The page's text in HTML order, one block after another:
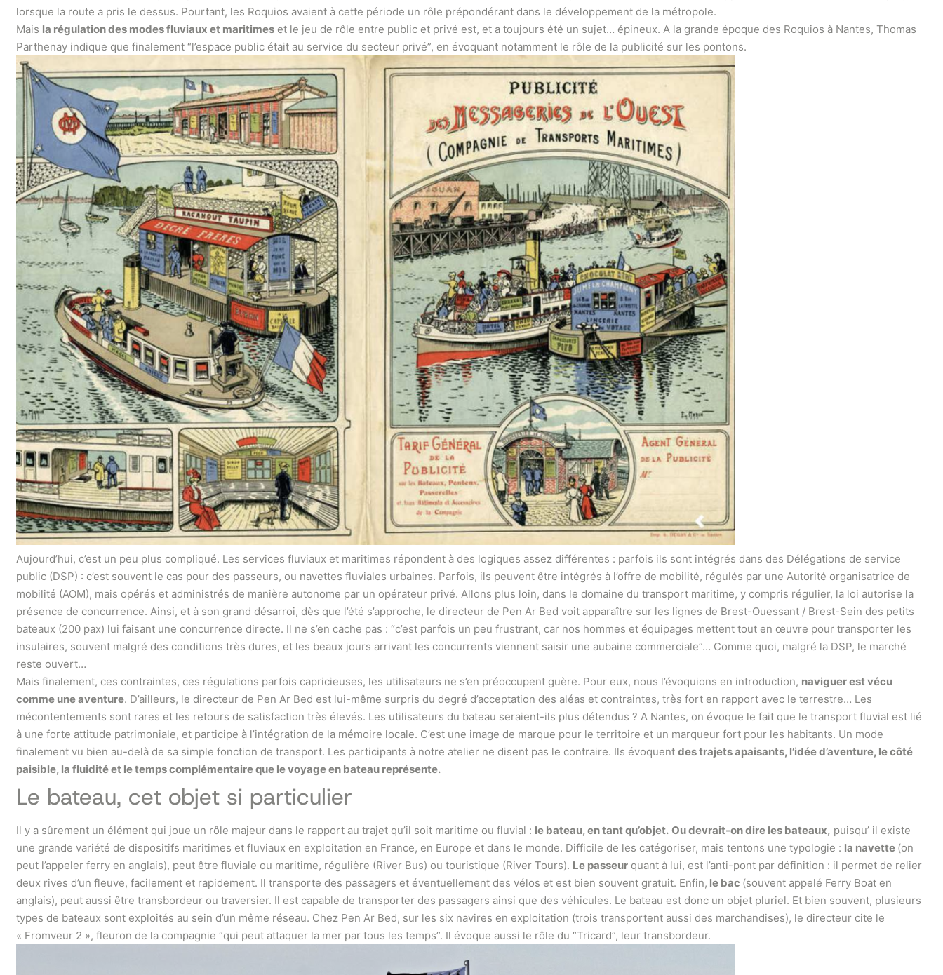
lorsque la route a pris le dessus. Pourtant, les Roquios avaient à cette période un rôle prépondérant dans le développement de la métropole.
Mais la régulation des modes fluviaux et maritimes et le jeu de rôle entre public et privé est, et a toujours été un sujet… épineux. A la grande époque des Roquios à Nantes, Thomas
Parthenay indique que finalement “l’espace public était au service du secteur privé”, en évoquant notamment le rôle de la publicité sur les pontons.
Aujourd’hui, c’est un peu plus compliqué. Les services fluviaux et maritimes répondent à des logiques assez différentes : parfois ils sont intégrés dans des Délégations de service
public (DSP) : c’est souvent le cas pour des passeurs, ou navettes fluviales urbaines. Parfois, ils peuvent être intégrés à l’offre de mobilité, régulés par une Autorité organisatrice de
mobilité (AOM), mais opérés et administrés de manière autonome par un opérateur privé. Allons plus loin, dans le domaine du transport maritime, y compris régulier, la loi autorise la
présence de concurrence. Ainsi, et à son grand désarroi, dès que l’été s’approche, le directeur de Pen Ar Bed voit apparaître sur les lignes de Brest-Ouessant / Brest-Sein des petits
bateaux (200 pax) lui faisant une concurrence directe. Il ne s’en cache pas : “c’est parfois un peu frustrant, car nos hommes et équipages mettent tout en œuvre pour transporter les
insulaires, souvent malgré des conditions très dures, et les beaux jours arrivant les concurrents viennent saisir une aubaine commerciale”… Comme quoi, malgré la DSP, le marché
reste ouvert…
Mais finalement, ces contraintes, ces régulations parfois capricieuses, les utilisateurs ne s’en préoccupent guère. Pour eux, nous l’évoquions en introduction, naviguer est vécu
comme une aventure. D’ailleurs, le directeur de Pen Ar Bed est lui-même surpris du degré d’acceptation des aléas et contraintes, très fort en rapport avec le terrestre… Les
mécontentements sont rares et les retours de satisfaction très élevés. Les utilisateurs du bateau seraient-ils plus détendus ? A Nantes, on évoque le fait que le transport fluvial est lié
à une forte attitude patrimoniale, et participe à l’intégration de la mémoire locale. C’est une image de marque pour le territoire et un marqueur fort pour les habitants. Un mode
finalement vu bien au-delà de sa simple fonction de transport. Les participants à notre atelier ne disent pas le contraire. Ils évoquent des trajets apaisants, l’idée d’aventure, le côté
paisible, la fluidité et le temps complémentaire que le voyage en bateau représente.
Le bateau, cet objet si particulier
Il y a sûrement un élément qui joue un rôle majeur dans le rapport au trajet qu’il soit maritime ou fluvial : le bateau, en tant qu’objet. Ou devrait-on dire les bateaux, puisqu’ il existe
une grande variété de dispositifs maritimes et fluviaux en exploitation en France, en Europe et dans le monde. Difficile de les catégoriser, mais tentons une typologie : la navette (on
peut l’appeler ferry en anglais), peut être fluviale ou maritime, régulière (River Bus) ou touristique (River Tours). Le passeur quant à lui, est l’anti-pont par définition : il permet de relier
deux rives d’un fleuve, facilement et rapidement. Il transporte des passagers et éventuellement des vélos et est bien souvent gratuit. Enfin, le bac (souvent appelé Ferry Boat en
anglais), peut aussi être transbordeur ou traversier. Il est capable de transporter des passagers ainsi que des véhicules. Le bateau est donc un objet pluriel. Et bien souvent, plusieurs
types de bateaux sont exploités au sein d’un même réseau. Chez Pen Ar Bed, sur les six navires en exploitation (trois transportent aussi des marchandises), le directeur cite le
« Fromveur 2 », fleuron de la compagnie “qui peut attaquer la mer par tous les temps”. Il évoque aussi le rôle du “Tricard”, leur transbordeur.